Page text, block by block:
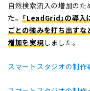
自然検索流入の増加のた
た。「LeadGrid」の導入
ごとの強みを打ち出す
増加を実現しました。
スマートスタジオの制作